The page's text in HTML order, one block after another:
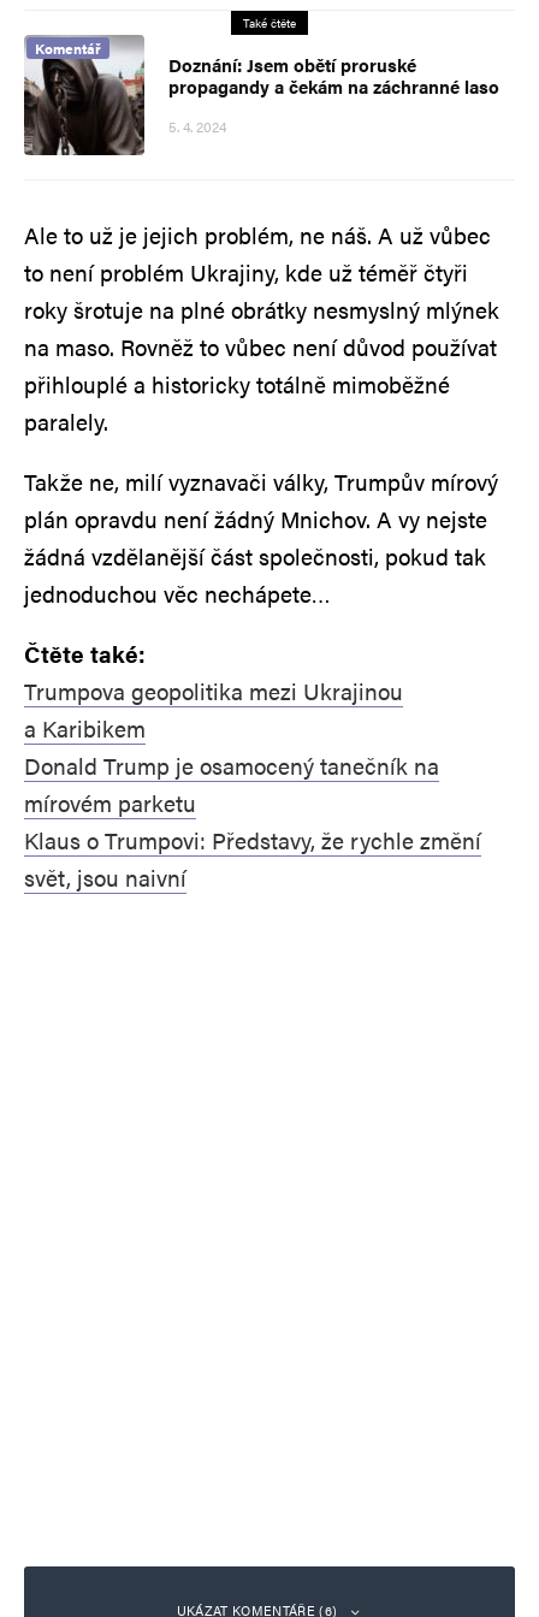
Také čtěte
Komentář
Doznání: Jsem obětí proruské
propagandy a čekám na záchranné laso
5. 4. 2024
Ale to už je jejich problém, ne náš. A už vůbec
to není problém Ukrajiny, kde už téměř čtyři
roky šrotuje na plné obrátky nesmyslný mlýnek
na maso. Rovněž to vůbec není důvod používat
přihlouplé a historicky totálně mimoběžné
paralely.
Takže ne, milí vyznavači války, Trumpův mírový
plán opravdu není žádný Mnichov. A vy nejste
žádná vzdělanější část společnosti, pokud tak
jednoduchou věc nechápete…
Čtěte také:
Trumpova geopolitika mezi Ukrajinou
a Karibikem
Donald Trump je osamocený tanečník na
mírovém parketu
Klaus o Trumpovi: Představy, že rychle změní
svět, jsou naivní
UKÁZAT KOMENTÁŘE (6)